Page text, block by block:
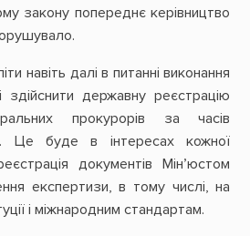
закону попереднє керівництво
навіть далі в питанні виконання
здійснити державну реєстрацію
прокурорів за часів
Це буде в інтересах кожної
документів Мін’юстом
експертизи, в тому числі, на
і міжнародним стандартам.